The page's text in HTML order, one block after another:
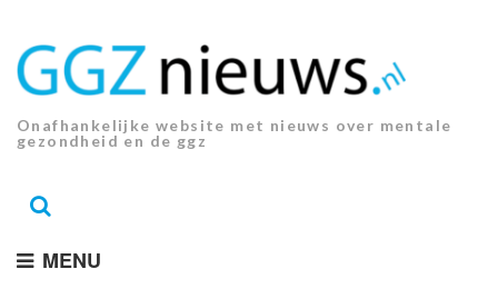
inhoud.
Onafhankelijke website met nieuws over mentale
gezondheid en de ggz
MENU